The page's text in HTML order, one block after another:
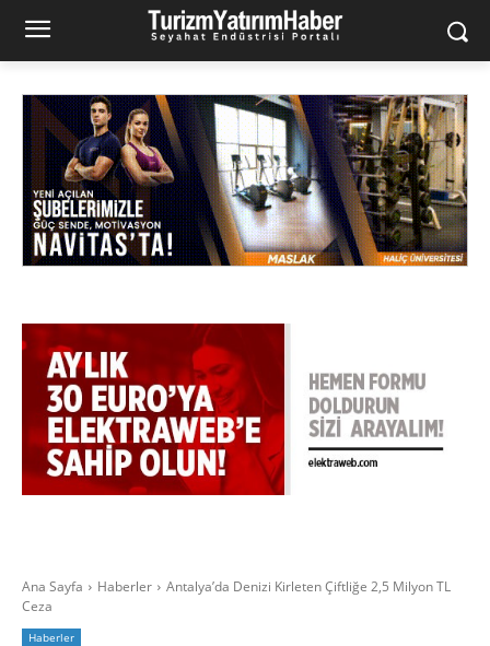
Ana Sayfa Haberler
Antalya’da Denizi Kirleten Çiftliğe 2,5 Milyon TL
Ceza
Haberler